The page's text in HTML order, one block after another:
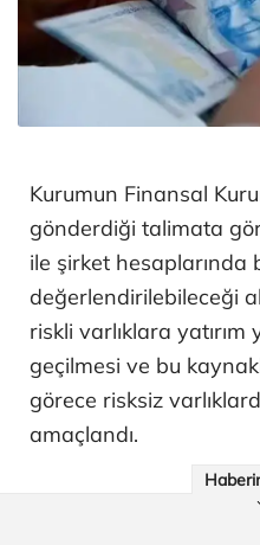
Kurumun Finansal
gönderdiği talimata
ile şirket hesaplarında
değerlendirilebileceği
riskli varlıklara yatırım
geçilmesi ve bu
görece risksiz
amaçlandı.